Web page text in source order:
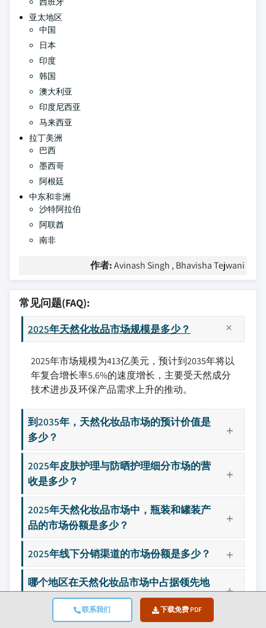
联系我们 下载免费 PDF
亚太地区
中国
日本
印度
韩国
澳大利亚
印度尼西亚
马来西亚
拉丁美洲
巴西
墨西哥
阿根廷
中东和非洲
沙特阿拉伯
阿联酋
南非
作者:Avinash Singh , Bhavisha Tejwani
常见问题(FAQ):
2025年天然化妆品市场规模是多少？
2025年市场规模为413亿美元，预计到2035年将以
年复合增长率5.6%的速度增长，主要受天然成分
技术进步及环保产品需求上升的推动。
到2035年，天然化妆品市场的预计价值是
多少？
2025年皮肤护理与防晒护理细分市场的营
收是多少？
2025年天然化妆品市场中，瓶装和罐装产
品的市场份额是多少？
2025年线下分销渠道的市场份额是多少？
哪个地区在天然化妆品市场中占据领先地